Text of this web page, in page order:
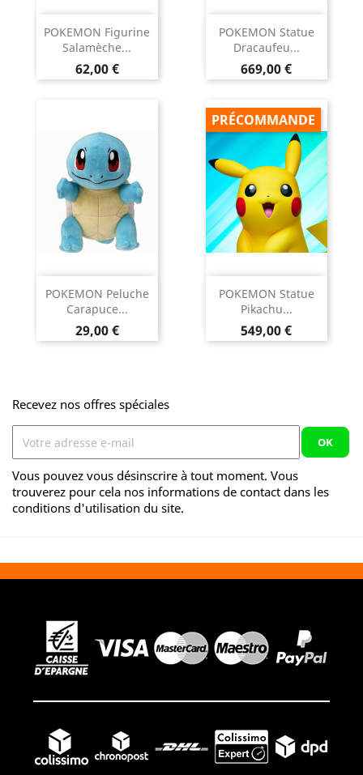
POKEMON Figurine
Salamèche...
Prix
62,00 €
POKEMON Statue
Dracaufeu...
Prix
669,00 €
POKEMON Peluche
Carapuce...
Prix
29,00 €
POKEMON Statue
Pikachu...
Prix
549,00 €
PRÉCOMMANDE
Recevez nos offres spéciales
Vous pouvez vous désinscrire à tout moment. Vous
trouverez pour cela nos informations de contact dans les
conditions d'utilisation du site.